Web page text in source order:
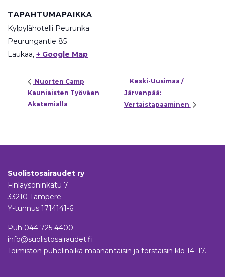
TAPAHTUMAPAIKKA
Kylpylähotelli Peurunka
Peurungantie 85
Laukaa, + Google Map
Nuorten Camp
Kauniaisten Työväen
Akatemialla
Keski-Uusimaa /
Järvenpää:
Vertaistapaaminen
Suolistosairaudet ry
Finlaysoninkatu 7
33210 Tampere
Y-tunnus 1714141-6
Puh 044 725 4400
info@suolistosairaudet.fi
Toimiston puhelinaika maanantaisin ja torstaisin klo 14–17.